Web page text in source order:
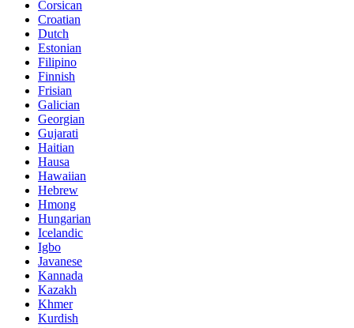
Corsican
Croatian
Dutch
Estonian
Filipino
Finnish
Frisian
Galician
Georgian
Gujarati
Haitian
Hausa
Hawaiian
Hebrew
Hmong
Hungarian
Icelandic
Igbo
Javanese
Kannada
Kazakh
Khmer
Kurdish